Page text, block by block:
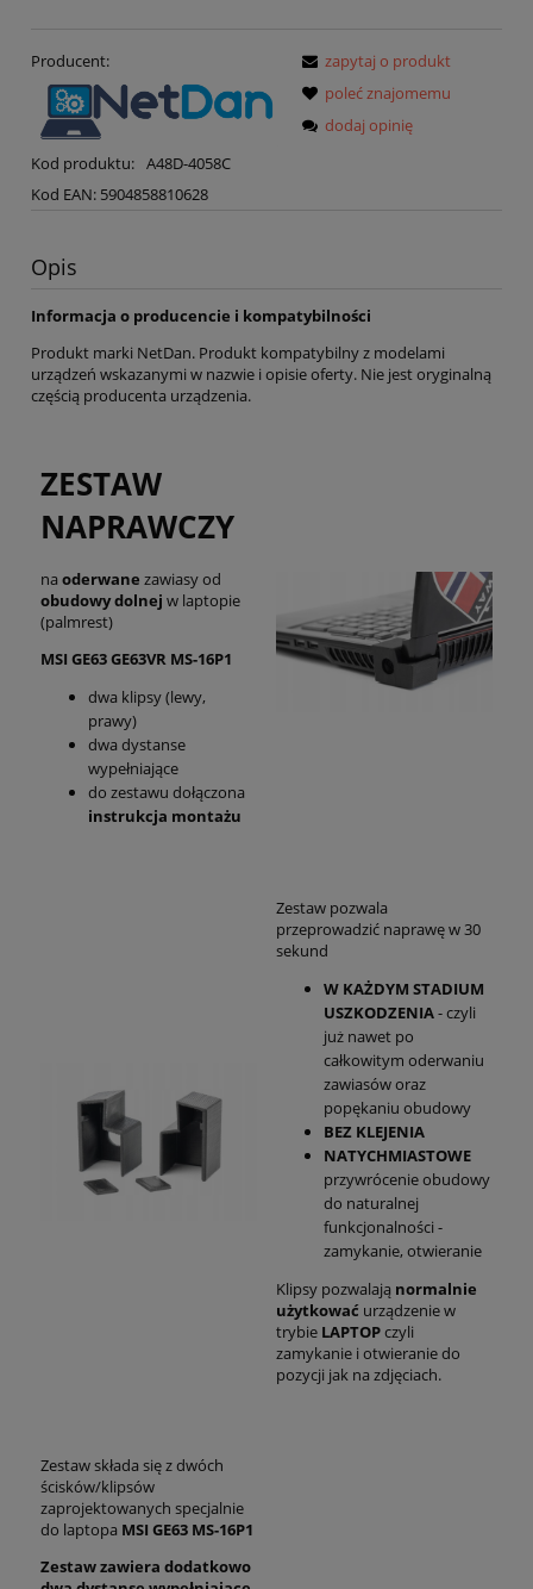
Producent:
Kod produktu: A48D-4058C
Kod EAN: 5904858810628
zapytaj o produkt
poleć znajomemu
dodaj opinię
Opis
Informacja o producencie i kompatybilności
Produkt marki NetDan. Produkt kompatybilny z modelami
urządzeń wskazanymi w nazwie i opisie oferty. Nie jest oryginalną
częścią producenta urządzenia.
ZESTAW
NAPRAWCZY
na oderwane zawiasy od
obudowy dolnej w laptopie
(palmrest)
MSI GE63 GE63VR MS-16P1
dwa klipsy (lewy,
prawy)
dwa dystanse
wypełniające
do zestawu dołączona
instrukcja montażu
Zestaw pozwala
przeprowadzić naprawę w 30
sekund
W KAŻDYM STADIUM
USZKODZENIA- czyli
już nawet po
całkowitym oderwaniu
zawiasów oraz
popękaniu obudowy
BEZ KLEJENIA
NATYCHMIASTOWE
przywrócenie obudowy
do naturalnej
funkcjonalności -
zamykanie, otwieranie
Klipsy pozwalają normalnie
użytkować urządzenie w
trybie LAPTOPczyli
zamykanie i otwieranie do
pozycji jak na zdjęciach.
Zestaw składa się z dwóch
ścisków/klipsów
zaprojektowanych specjalnie
do laptopa MSI GE63 MS-16P1
Zestaw zawiera dodatkowo